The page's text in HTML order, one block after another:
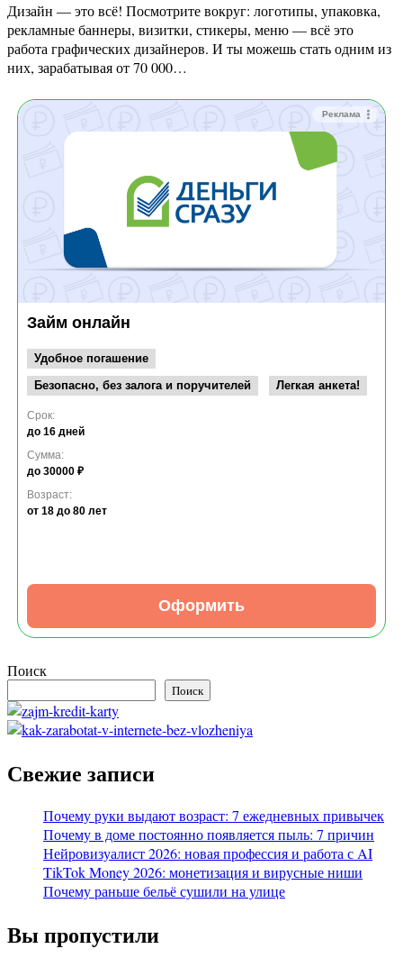
Дизайн — это всё! Посмотрите вокруг: логотипы, упаковка,
рекламные баннеры, визитки, стикеры, меню — всё это
работа графических дизайнеров. И ты можешь стать одним из
них, зарабатывая от 70 000…
Реклама
Займ онлайн
Удобное погашение
Безопасно, без залога и поручителей
Легкая анкета!
Срок:
до 16 дней
Сумма:
до 30000 ₽
Возраст:
от 18 до 80 лет
Оформить
Поиск
Поиск
Свежие записи
Почему руки выдают возраст: 7 ежедневных привычек
Почему в доме постоянно появляется пыль: 7 причин
Нейровизуалист 2026: новая профессия и работа с AI
TikTok Money 2026: монетизация и вирусные ниши
Почему раньше бельё сушили на улице
Вы пропустили